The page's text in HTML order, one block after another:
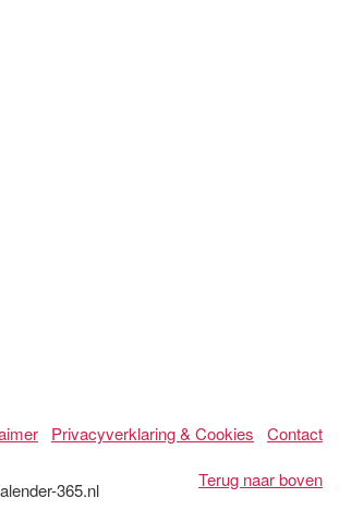
Privacyverklaring & Cookies
Contact
Terug naar boven
365.nl